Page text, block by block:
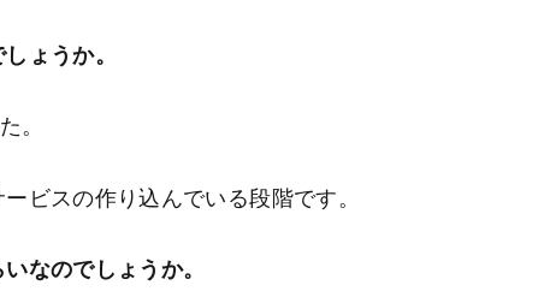
ょうか。
。
ビスの作り込んでいる段階です。
なのでしょうか。